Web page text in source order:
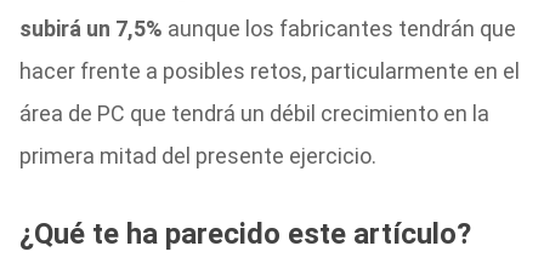
subirá un 7,5% aunque los fabricantes tendrán que
hacer frente a posibles retos, particularmente en el
área de PC que tendrá un débil crecimiento en la
primera mitad del presente ejercicio.
¿Qué te ha parecido este artículo?